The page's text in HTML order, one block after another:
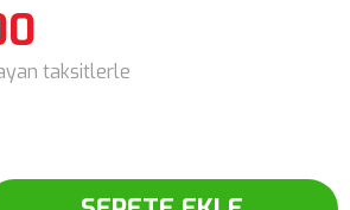
taksitlerle